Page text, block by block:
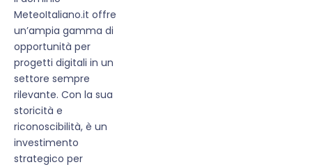
MeteoItaliano.it offre
un’ampia gamma di
opportunità per
progetti digitali in un
settore sempre
rilevante. Con la sua
storicità e
riconoscibilità, è un
investimento
strategico per